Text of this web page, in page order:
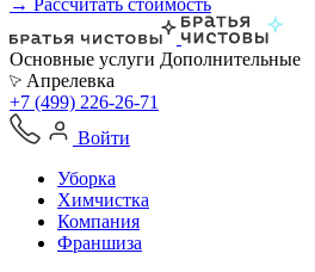
→ Рассчитать стоимость
Основные услуги Дополнительные
Апрелевка
+7 (499) 226-26-71
Войти
Уборка
Химчистка
Компания
Франшиза